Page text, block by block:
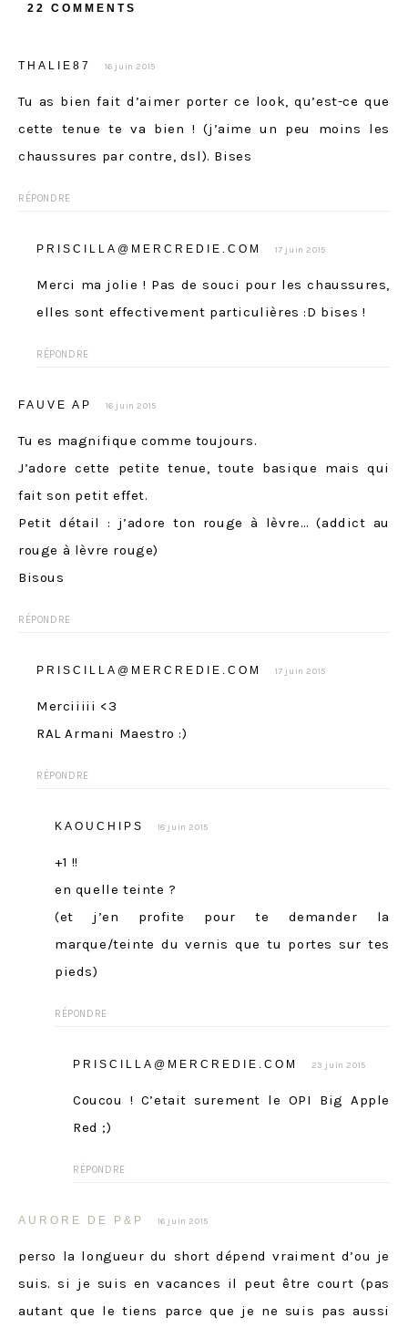
22 COMMENTS
THALIE87 16 juin 2015
Tu as bien fait d’aimer porter ce look, qu’est-ce que
cette tenue te va bien ! (j’aime un peu moins les
chaussures par contre, dsl). Bises
RÉPONDRE
PRISCILLA@MERCREDIE.COM 17 juin 2015
Merci ma jolie ! Pas de souci pour les chaussures,
elles sont effectivement particulières :D bises !
RÉPONDRE
FAUVE AP 16 juin 2015
Tu es magnifique comme toujours.
J’adore cette petite tenue, toute basique mais qui
fait son petit effet.
Petit détail : j’adore ton rouge à lèvre… (addict au
rouge à lèvre rouge)
Bisous
RÉPONDRE
PRISCILLA@MERCREDIE.COM 17 juin 2015
Merciiiii <3
RAL Armani Maestro :)
RÉPONDRE
KAOUCHIPS 18 juin 2015
+1 !!
en quelle teinte ?
(et j’en profite pour te demander la
marque/teinte du vernis que tu portes sur tes
pieds)
RÉPONDRE
PRISCILLA@MERCREDIE.COM 23 juin 2015
Coucou ! C’etait surement le OPI Big Apple
Red ;)
RÉPONDRE
AURORE DE P&P 16 juin 2015
perso la longueur du short dépend vraiment d’ou je
suis. si je suis en vacances il peut être court (pas
autant que le tiens parce que je ne suis pas aussi